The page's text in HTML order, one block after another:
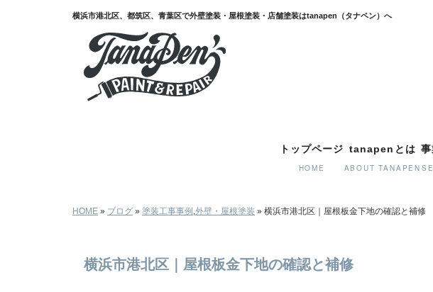
横浜市港北区｜屋根板金下地の確認と補修｜横浜市港北区,都筑区,青葉区で外壁塗装・屋根塗装・店舗
トップページ
HOME
tanapenとは
ABOUT TANAPEN
HOME » ブログ » 塗装工事事例 ,外壁・屋根塗装 » 横浜市港北区｜屋根板金下地の確認と補修
横浜市港北区｜屋根板金下地の確認と補修